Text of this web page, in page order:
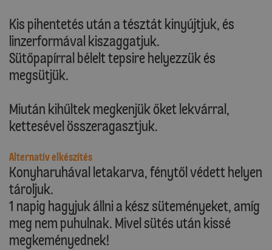
Kis pihentetés után a tésztát kinyújtjuk, és
linzerformával kiszaggatjuk.
Sütőpapírral bélelt tepsire helyezzük és
megsütjük.
Miután kihűltek megkenjük őket lekvárral,
kettesével összeragasztjuk.
Alternatív elkészítés
Konyharuhával letakarva, fénytől védett helyen
tároljuk.
1 napig hagyjuk állni a kész süteményeket, amíg
meg nem puhulnak. Mivel sütés után kissé
megkeményednek!